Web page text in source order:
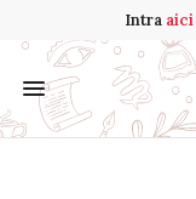
Intra aici